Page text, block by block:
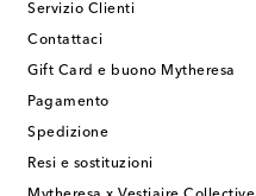
Servizio Clienti
Contattaci
Gift Card e buono Mytheresa
Pagamento
Spedizione
Resi e sostituzioni